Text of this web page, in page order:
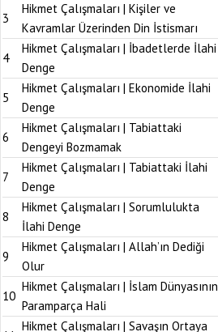
3
Hikmet Çalışmaları | Kişiler ve
Kavramlar Üzerinden Din İstismarı
4
Hikmet Çalışmaları | İbadetlerde İlahi
Denge
5
Hikmet Çalışmaları | Ekonomide İlahi
Denge
6
Hikmet Çalışmaları | Tabiattaki
Dengeyi Bozmamak
7
Hikmet Çalışmaları | Tabiattaki İlahi
Denge
8
Hikmet Çalışmaları | Sorumlulukta
İlahi Denge
9
Hikmet Çalışmaları | Allah’ın Dediği
Olur
10
Hikmet Çalışmaları | İslam Dünyasının
Paramparça Hali
Hikmet Çalışmaları | Savaşın Ortaya